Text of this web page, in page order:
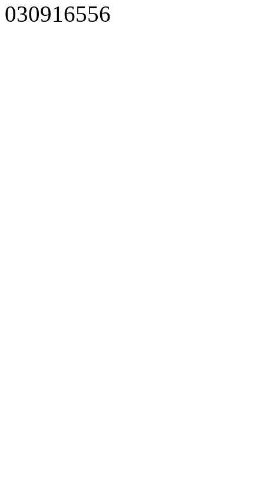
030916556